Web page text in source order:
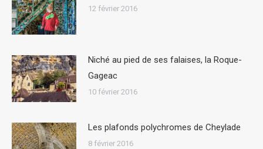
12 février 2016
Niché au pied de ses falaises, la Roque-
Gageac
10 février 2016
Les plafonds polychromes de Cheylade
8 février 2016